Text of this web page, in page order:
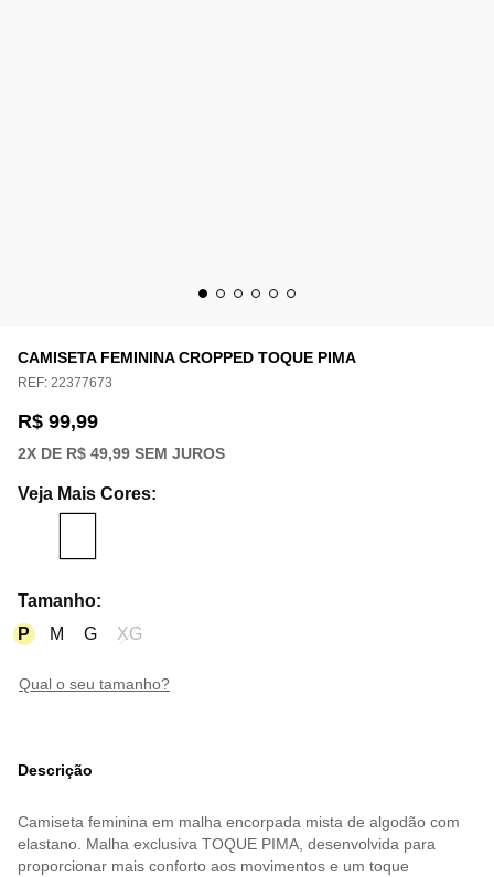
CAMISETA FEMININA CROPPED TOQUE PIMA
REF: 22377673
R$ 99,99
2X DE R$ 49,99 SEM JUROS
Veja Mais Cores:
Tamanho:
P
M G XG
qual o seu tamanho?
Descrição
Camiseta feminina em malha encorpada mista de algodão com
elastano. Malha exclusiva TOQUE PIMA, desenvolvida para
proporcionar mais conforto aos movimentos e um toque